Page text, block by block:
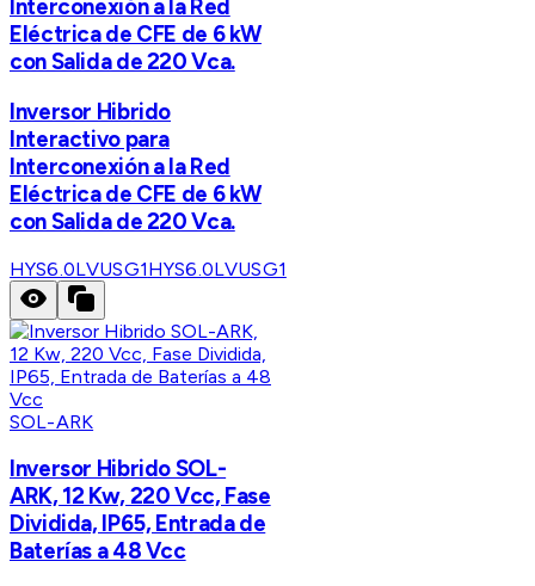
Interconexión a la Red
Eléctrica de CFE de 6 kW
con Salida de 220 Vca.
Inversor Hibrido
Interactivo para
Interconexión a la Red
Eléctrica de CFE de 6 kW
con Salida de 220 Vca.
HYS6.0LVUSG1HYS6.0LVUSG1
SOL-ARK
Inversor Hibrido SOL-
ARK, 12 Kw, 220 Vcc, Fase
Dividida, IP65, Entrada de
Baterías a 48 Vcc